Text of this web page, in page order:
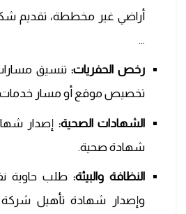
أراضي غير مخططة، تقديم
…
رخص الحفريات:تنسيق
تخصيص موقع أو مسار
الشهادات الصحية: إصدار
شهادة صحية.
النظافة والبيئة:طلب حاوية
وإصدار شهادة تأهيل